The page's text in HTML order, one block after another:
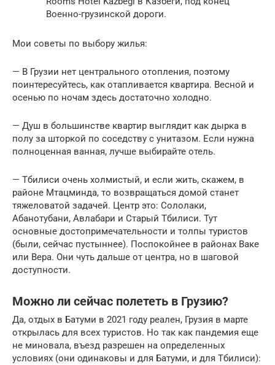
Военно-грузинской дороги.
Мои советы по выбору жилья:
— В Грузии нет центрального отопления, поэтому
поинтересуйтесь, как отапливается квартира. Весной и
осенью по ночам здесь достаточно холодно.
— Душ в большинстве квартир выглядит как дырка в
полу за шторкой по соседству с унитазом. Если нужна
полноценная ванная, лучше выбирайте отель.
— Тбилиси очень холмистый, и если жить, скажем, в
районе Мтацминда, то возвращаться домой станет
тяжеловатой задачей. Центр это: Сололаки,
Абанотубани, Авлабари и Старый Тбилиси. Тут
основные достопримечательности и толпы туристов
(были, сейчас пустыннее). Поспокойнее в районах Ваке
или Вера. Они чуть дальше от центра, но в шаговой
доступности.
Можно ли сейчас полететь в Грузию?
Да, отдых в Батуми в 2021 году реален, Грузия в марте
открылась для всех туристов. Но так как пандемия еще
не миновала, въезд разрешен на определенных
условиях (они одинаковы и для Батуми, и для Тбилиси):